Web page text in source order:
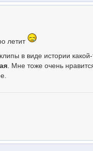
летит
в виде истории какой-
. Мне тоже очень